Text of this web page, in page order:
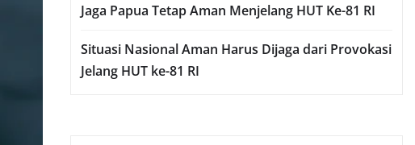
Jaga Papua Tetap Aman Menjelang HUT Ke-81 RI
Situasi Nasional Aman Harus Dijaga dari Provokasi
Jelang HUT ke-81 RI